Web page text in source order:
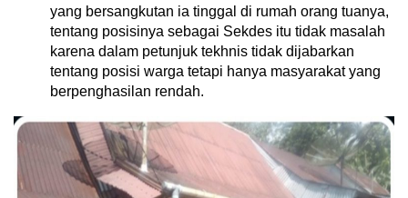
yang bersangkutan ia tinggal di rumah orang tuanya,
tentang posisinya sebagai Sekdes itu tidak masalah
karena dalam petunjuk tekhnis tidak dijabarkan
tentang posisi warga tetapi hanya masyarakat yang
berpenghasilan rendah.